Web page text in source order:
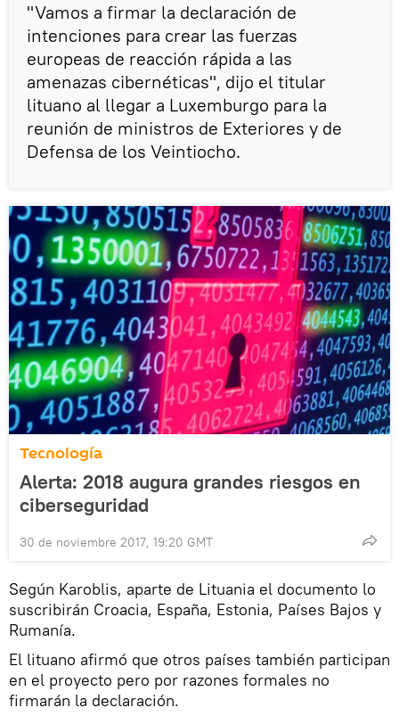
"Vamos a firmar la declaración de
intenciones para crear las fuerzas
europeas de reacción rápida a las
amenazas cibernéticas", dijo el titular
lituano al llegar a Luxemburgo para la
reunión de ministros de Exteriores y de
Defensa de los Veintiocho.
Tecnología
Alerta: 2018 augura grandes riesgos en
ciberseguridad
30 de noviembre 2017, 19:20 GMT
Según Karoblis, aparte de Lituania el documento lo
suscribirán Croacia, España, Estonia, Países Bajos y
Rumanía.
El lituano afirmó que otros países también participan
en el proyecto pero por razones formales no
firmarán la declaración.